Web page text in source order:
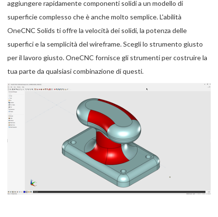
aggiungere rapidamente componenti solidi a un modello di
superficie complesso che è anche molto semplice. L'abilità
OneCNC Solids ti offre la velocità dei solidi, la potenza delle
superfici e la semplicità del wireframe. Scegli lo strumento giusto
per il lavoro giusto. OneCNC fornisce gli strumenti per costruire la
tua parte da qualsiasi combinazione di questi.